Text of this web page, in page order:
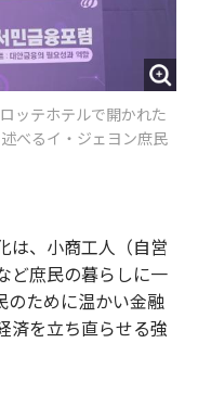
ッテホテルで開かれた
べるイ・ジェヨン庶民
は、小商工人（自営
ど庶民の暮らしに一
のために温かい金融
済を立ち直らせる強